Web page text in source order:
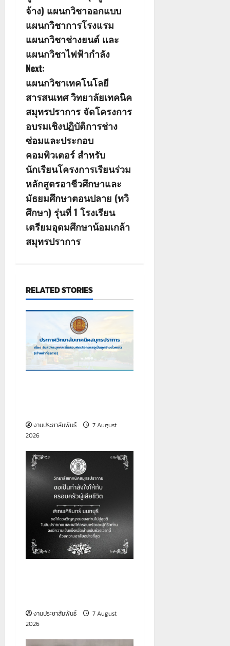
t
n
a
v
i
g
a
t
i
o
n
จ้าง) แผนกวิชาออกแบบ
แผนกวิชาการโรงแรม
แผนกวิชาช่างยนต์ และ
แผนกวิชาไฟฟ้ากำลัง
Next:
แผนกวิชาเทคโนโลยี
สารสนเทศ วิทยาลัยเทคนิค
สมุทรปราการ จัดโครงการ
อบรมเชิงปฏิบัติการช่าง
ซ่อมและประกอบ
คอมพิวเตอร์ สำหรับ
นักเรียนโครงการเรียนร่วม
หลักสูตรอาชีวศึกษาและ
มัธยมศึกษาตอนปลาย (ทวิ
ศึกษา) รุ่นที่ 1 โรงเรียน
เตรียมอุดมศึกษาน้อมเกล้า
สมุทรปราการ
RELATED STORIES
งานประชาสัมพันธ์
7 August
2026
งานประชาสัมพันธ์
7 August
2026